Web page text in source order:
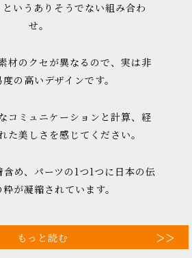
いうありそうでない組み合わ
せ。
材のクセが異なるので、実は非
の高いデザインです。
コミュニケーションと計算、経
た美しさを感じてください。
め、パーツの1つ1つに日本の伝
が凝縮されています。
もっと読む